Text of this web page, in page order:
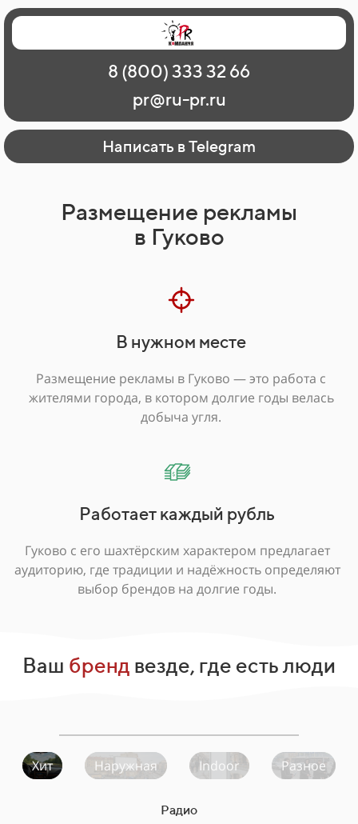
Главная
Наши работы
О рекламе
Регионы
Контакты
8 (800) 333 32 66
pr@ru-pr.ru
Написать в Telegram
Размещение рекламы
в Гуково
В нужном месте
Размещение рекламы в Гуково — это работа с
жителями города, в котором долгие годы велась
добыча угля.
Работает каждый рубль
Гуково с его шахтёрским характером предлагает
аудиторию, где традиции и надёжность определяют
выбор брендов на долгие годы.
Ваш бренд везде, где есть люди
Хит Наружная Indoor Разное
Радио